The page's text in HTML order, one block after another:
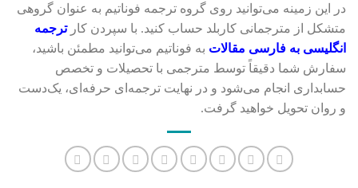
در این زمینه می‌توانید روی گروه ترجمه فوناتیم به عنوان گروهی
متشکل از مترجمانی کاربلد حساب کنید. با سپردن کارترجمه
انگلیسی به فارسی مقالات به فوناتیم می‌توانید مطمئن باشید،
سفارش شما دقیقاً توسط مترجمی با تحصیلات و تخصص
حسابداری انجام می‌شود و در نهایت ترجمه‌ای حرفه‌ای، یک‌دست
و روان تحویل خواهید گرفت.